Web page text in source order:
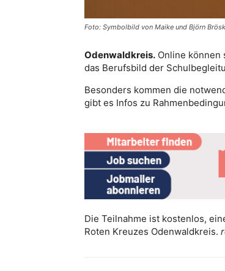
Foto: Symbolbild von Maike und Björn
Odenwaldkreis. Online können
das Berufsbild der
Besonders kommen die
gibt es Infos zu
Die Teilnahme ist kostenlos,
Roten Kreuzes Odenwaldkreis.